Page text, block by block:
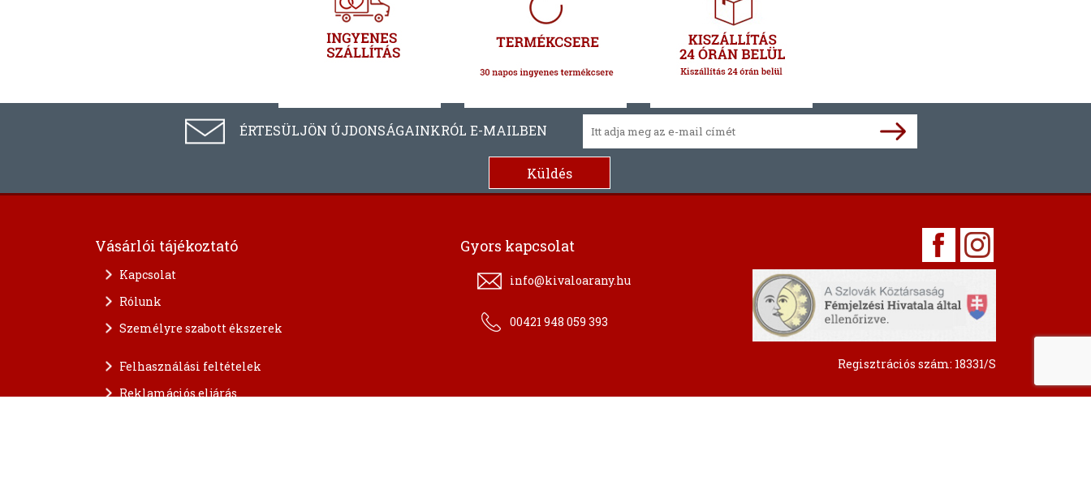
ÉRTESÜLJÖN ÚJDONSÁGAINKRÓL E-MAILBEN
Vásárlói tájékoztató
Kapcsolat
Rólunk
Személyre szabott ékszerek
Felhasználási feltételek
Reklamációs eljárás
Gyors kapcsolat
info@kivaloarany.hu
00421 948 059 393
Regisztrációs szám: 18331/S